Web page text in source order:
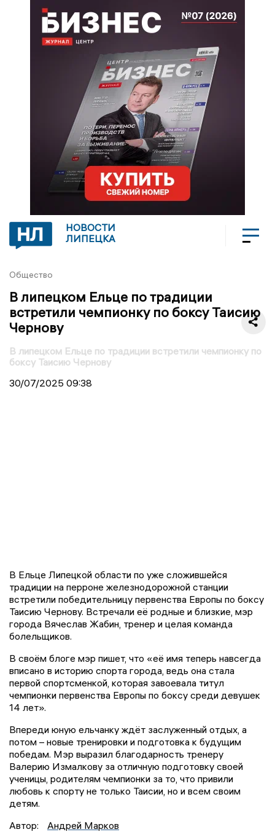
НОВОСТИ
ЛИПЕЦКА
Общество
В липецком Ельце по традиции
встретили чемпионку по боксу Таисию
Чернову
В липецком Ельце по традиции встретили чемпионку по
боксу Таисию Чернову
30/07/2025 09:38
В Ельце Липецкой области по уже сложившейся
традиции на перроне железнодорожной станции
встретили победительницу первенства Европы по боксу
Таисию Чернову. Встречали её родные и близкие, мэр
города Вячеслав Жабин, тренер и целая команда
болельщиков.
В своём блоге мэр пишет, что «её имя теперь навсегда
вписано в историю спорта города, ведь она стала
первой спортсменкой, которая завоевала титул
чемпионки первенства Европы по боксу среди девушек
14 лет».
Впереди юную ельчанку ждёт заслуженный отдых, а
потом – новые тренировки и подготовка к будущим
победам. Мэр выразил благодарность тренеру
Валерию Измалкову за отличную подготовку своей
ученицы, родителям чемпионки за то, что привили
любовь к спорту не только Таисии, но и всем своим
детям.
Автор:
Андрей Марков